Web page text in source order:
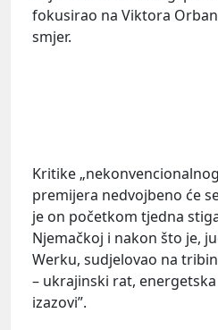
fokusirao na Viktora
smjer.
Kritike
premijera nedvojbeno će
je on početkom tjedna
Njemačkoj i nakon što je,
Werku, sudjelovao na
– ukrajinski rat,
izazovi”.